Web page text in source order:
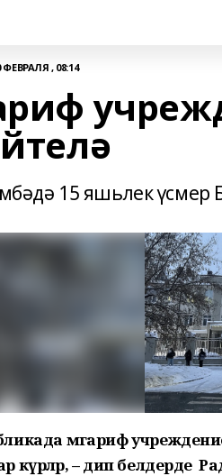
ФЕВРАЛЯ , 08:14
15 яшьлек
мәгариф
күрәләр, – дип белдерде